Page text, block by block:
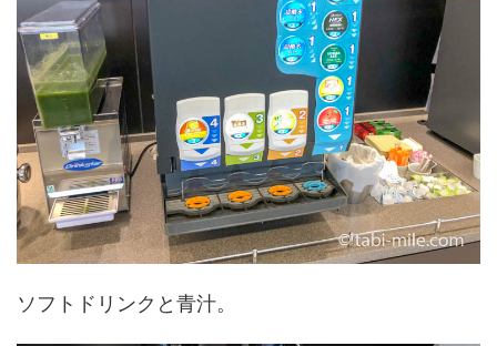
ソフトドリンクと青汁。